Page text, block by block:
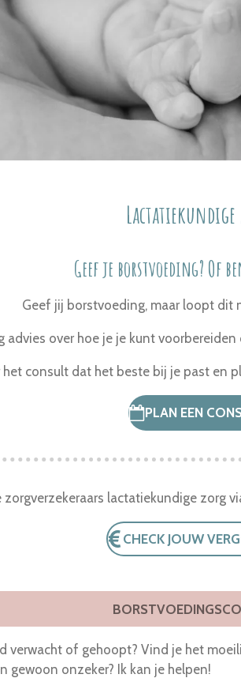
Geef je borstvoeding? Of
Geef jij borstvoeding, maar loopt dit
advies over hoe je je kunt
het consult dat het beste bij je past en
PLAN EEN
lactatiekundige zorg
CHECK JOUW
of gehoopt? Vind je het
gewoon onzeker? Ik kan je helpen!